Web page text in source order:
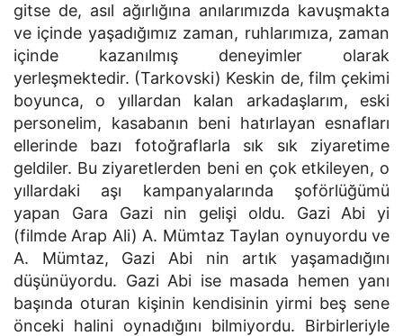
gitse de, asıl ağırlığına anılarımızda kavuşmakta
ve içinde yaşadığımız zaman, ruhlarımıza, zaman
içinde kazanılmış deneyimler olarak
yerleşmektedir. (Tarkovski) Keskin de, film çekimi
boyunca, o yıllardan kalan arkadaşlarım, eski
personelim, kasabanın beni hatırlayan esnafları
ellerinde bazı fotoğraflarla sık sık ziyaretime
geldiler. Bu ziyaretlerden beni en çok etkileyen, o
yıllardaki aşı kampanyalarında şoförlüğümü
yapan Gara Gazi nin gelişi oldu. Gazi Abi yi
(filmde Arap Ali) A. Mümtaz Taylan oynuyordu ve
A. Mümtaz, Gazi Abi nin artık yaşamadığını
düşünüyordu. Gazi Abi ise masada hemen yanı
başında oturan kişinin kendisinin yirmi beş sene
önceki halini oynadığını bilmiyordu. Birbirleriyle